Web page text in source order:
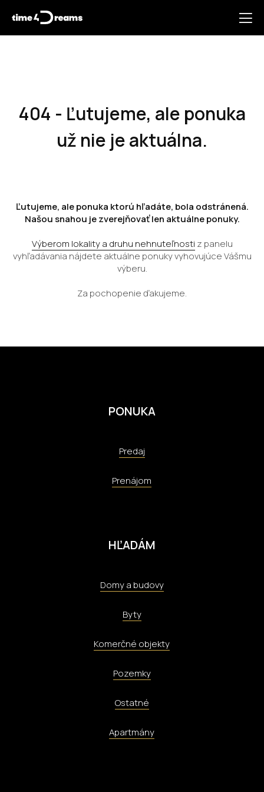
404 - Ľutujeme, ale ponuka
už nie je aktuálna.
Ľutujeme, ale ponuka ktorú hľadáte, bola odstránená.
Našou snahou je zverejňovať len aktuálne ponuky.
Výberom lokality a druhu nehnuteľnosti z panelu
vyhľadávania nájdete aktuálne ponuky vyhovujúce Vášmu
výberu.
Za pochopenie ďakujeme.
PONUKA
Predaj
Prenájom
HĽADÁM
Domy a budovy
Byty
Komerčné objekty
Pozemky
Ostatné
Apartmány